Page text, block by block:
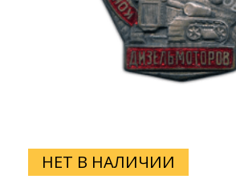
НЕТ В НАЛИЧИИ